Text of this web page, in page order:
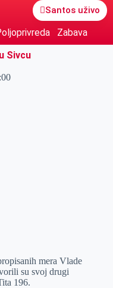
Santos uživo
Zabava
Sivcu
mera Vlade
su svoj drugi
196.